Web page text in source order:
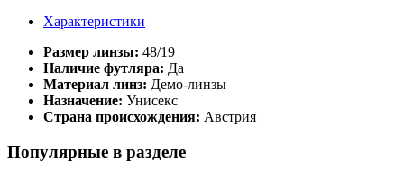
Характеристики
Размер линзы: 48/19
Наличие футляра: Да
Материал линз: Демо-линзы
Назначение: Унисекс
Страна происхождения: Австрия
Популярные в разделе